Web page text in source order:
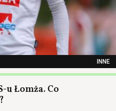
INNE
u Łomża. Co